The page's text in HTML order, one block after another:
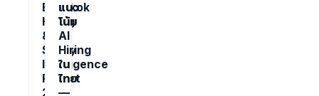
Bangkok
Hiring
&
Salary
Intelligence
Report
2026
แนว
โน้ม
AI
Hiring
ใน
ไทย
—